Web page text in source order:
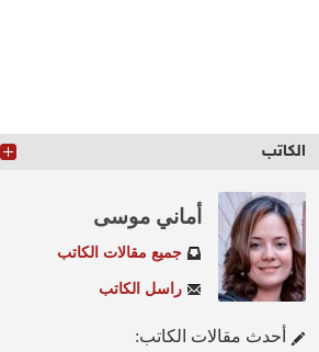
الكاتب
أماني موسى
جميع مقالات الكاتب
راسل الكاتب
أحدث مقالات الكاتب: